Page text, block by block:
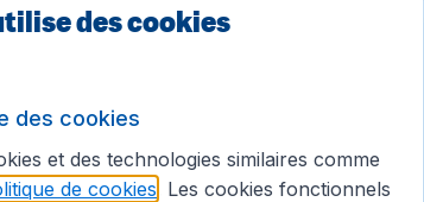
Sites internationaux
des cookies
des cookies
et des technologies similaires comme
de cookies . Les cookies fonctionnels